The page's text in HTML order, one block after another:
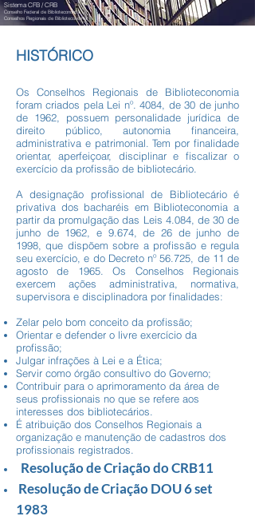
Sistema CFB / CRB
Conselho Federal de Biblioteconomia
Conselhos Regionais de Biblioteconomia
HISTÓRICO
Os Conselhos Regionais de Biblioteconomia
foram criados pela Lei nº. 4084, de 30 de junho
de 1962, possuem personalidade jurídica de
direito público, autonomia financeira,
administrativa e patrimonial. Tem por finalidade
orientar, aperfeiçoar, disciplinar e fiscalizar o
exercício da profissão de bibliotecário.
A designação profissional de Bibliotecário é
privativa dos bacharéis em Biblioteconomia a
partir da promulgação das Leis 4.084, de 30 de
junho de 1962, e 9.674, de 26 de junho de
1998, que dispõem sobre a profissão e regula
seu exercício, e do Decreto nº 56.725, de 11 de
agosto de 1965. Os Conselhos Regionais
exercem ações administrativa, normativa,
supervisora e disciplinadora por finalidades:
Zelar pelo bom conceito da profissão;
Orientar e defender o livre exercício da
profissão;
Julgar infrações à Lei e a Ética;
Servir como órgão consultivo do Governo;
Contribuir para o aprimoramento da área de
seus profissionais no que se refere aos
interesses dos bibliotecários.
É atribuição dos Conselhos Regionais a
organização e manutenção de cadastros dos
profissionais registrados.
Resolução de Criação do CRB11
Resolução de Criação DOU 6 set
1983